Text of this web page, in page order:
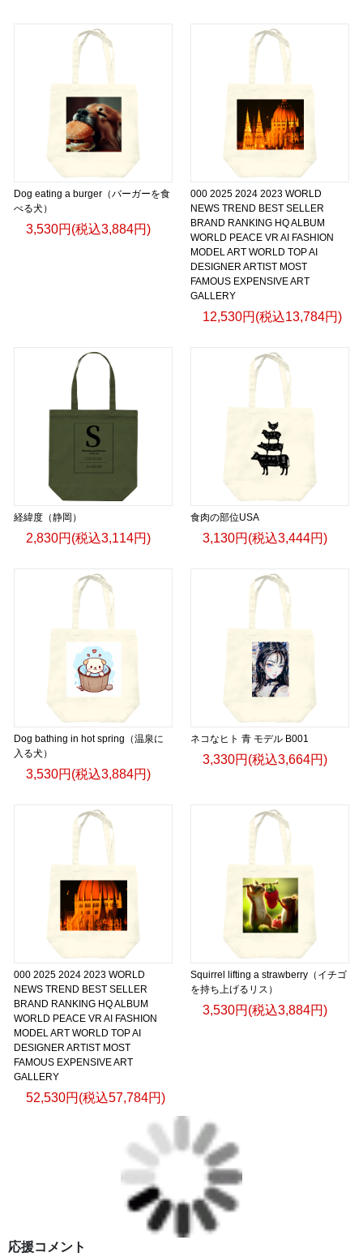
Dog eating a burger（バーガーを食
べる犬）
3,530円(税込3,884円)
000 2025 2024 2023 WORLD
NEWS TREND BEST SELLER
BRAND RANKING HQ ALBUM
WORLD PEACE VR AI FASHION
MODEL ART WORLD TOP AI
DESIGNER ARTIST MOST
FAMOUS EXPENSIVE ART
GALLERY
12,530円(税込13,784円)
経緯度（静岡）
2,830円(税込3,114円)
食肉の部位USA
3,130円(税込3,444円)
Dog bathing in hot spring（温泉に
入る犬）
3,530円(税込3,884円)
ネコなヒト 青 モデル B001
3,330円(税込3,664円)
000 2025 2024 2023 WORLD
NEWS TREND BEST SELLER
BRAND RANKING HQ ALBUM
WORLD PEACE VR AI FASHION
MODEL ART WORLD TOP AI
DESIGNER ARTIST MOST
FAMOUS EXPENSIVE ART
GALLERY
52,530円(税込57,784円)
Squirrel lifting a strawberry（イチゴ
を持ち上げるリス）
3,530円(税込3,884円)
応援コメント